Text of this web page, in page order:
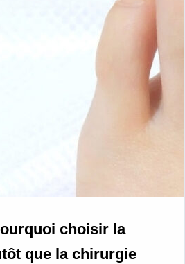
choisir la
que la chirurgie